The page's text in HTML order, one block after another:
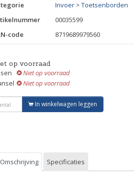
Invoer > Toetsenborden
00035599
code
8719689979560
op voorraad
Niet op voorraad
Niet op voorraad
In winkelwagen leggen
Omschrijving Specificaties